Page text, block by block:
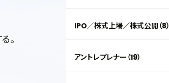
。
IPO／株式上場／株式公開（8）
アントレプレナー（19）